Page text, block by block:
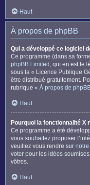
Haut
À propos de phpBB
Qui a développé ce logiciel
Ce programme (dans sa
phpBB Limited , qui en est le
sous la « Licence Publique
être distribué gratuitement.
rubrique « À propos de
Haut
Pourquoi la fonctionnalité X
Ce programme a été
vous souhaitez proposer
veuillez vous rendre sur notre
voter pour les idées
vôtres.
Haut